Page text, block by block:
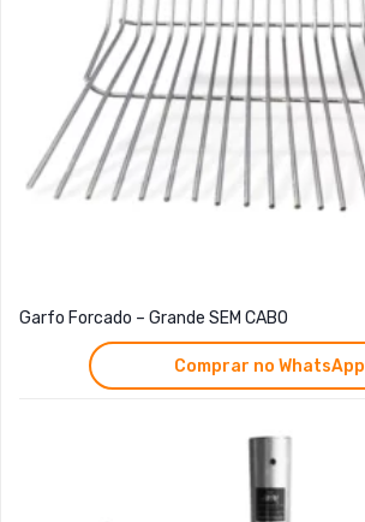
Garfo Forcado – Grande SEM CABO
Comprar no WhatsApp